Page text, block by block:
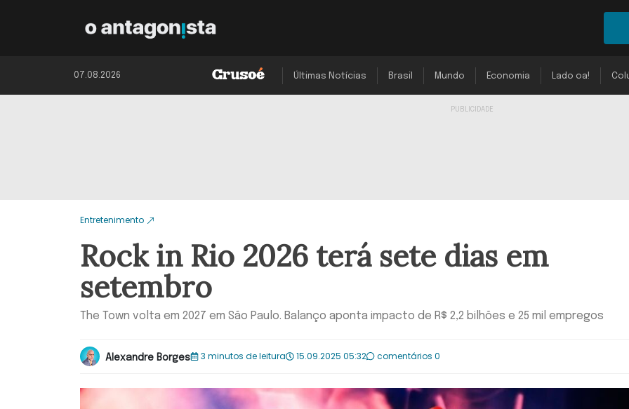
07.08.2026 Últimas Notícias Brasil Mundo Economia Lado oa!
Entretenimento
Rock in Rio 2026 terá sete dias em
setembro
The Town volta em 2027 em São Paulo. Balanço aponta impacto de R$ 2,2 bilhões e 25 mil empregos
Alexandre Borges 3 minutos de leitura 15.09.2025 05:32 comentários 0